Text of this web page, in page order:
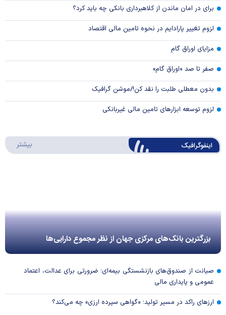
برای در امان ماندن از کلاهبرداری بانکی چه باید کرد؟
لزوم تغییر پارادایم در نحوه تامین مالی اقتصاد
مزایای اوراق گام
صفر تا صد «اوراق گام»
بدون معطلی طلبت را نقد کن!/موشن گرافیک
لزوم توسعه ابزارهای تامین مالی غیربانکی
اینفوگرافیک بیشتر
بزرگترین بانک‌های مرکزی جهان از نظر مجموع دارایی‌ها
صیانت از صندوق‌های بازنشستگی بیمه‌ای؛ ضرورتی برای عدالت، اعتماد
عمومی و پایداری مالی
ارزهای راکد در مسیر تولید؛ «گواهی سپرده ارزی» چه می‌کند؟